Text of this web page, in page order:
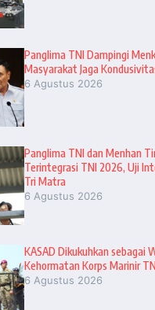
Panglima TNI Dampingi
Masyarakat Jaga
6 Agustus 2026
Panglima TNI dan Menhan
Terintegrasi TNI 2026, Uji
Tri Matra
6 Agustus 2026
KASAD Dikukuhkan sebagai
Kehormatan Korps Marinir
6 Agustus 2026